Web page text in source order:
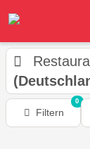
Filtern
0